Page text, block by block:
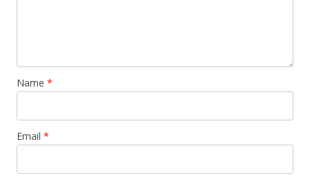
Name *
Email *